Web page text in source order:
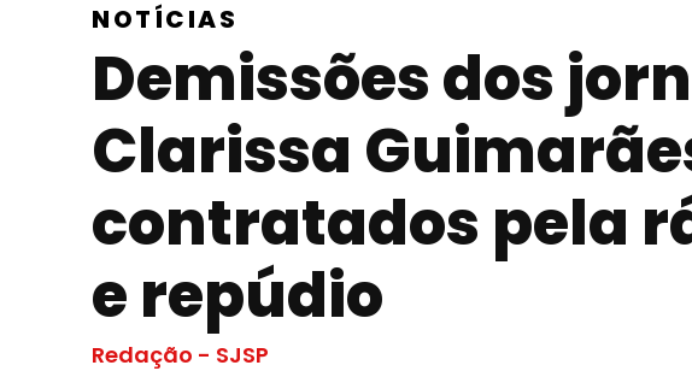
NOTÍCIAS
Demissões dos
Clarissa
contratados pela
e repúdio
Redação - SJSP